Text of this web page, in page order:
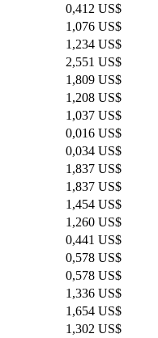
0,412 US$
1,076 US$
1,234 US$
2,551 US$
1,809 US$
1,208 US$
1,037 US$
0,016 US$
0,034 US$
1,837 US$
1,837 US$
1,454 US$
1,260 US$
0,441 US$
0,578 US$
0,578 US$
1,336 US$
1,654 US$
1,302 US$